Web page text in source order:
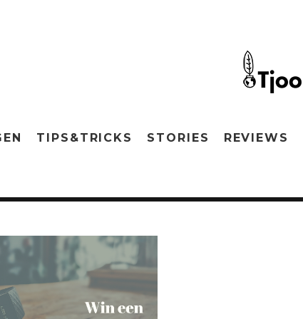
TIPS&TRICKS STORIES REVIEWS